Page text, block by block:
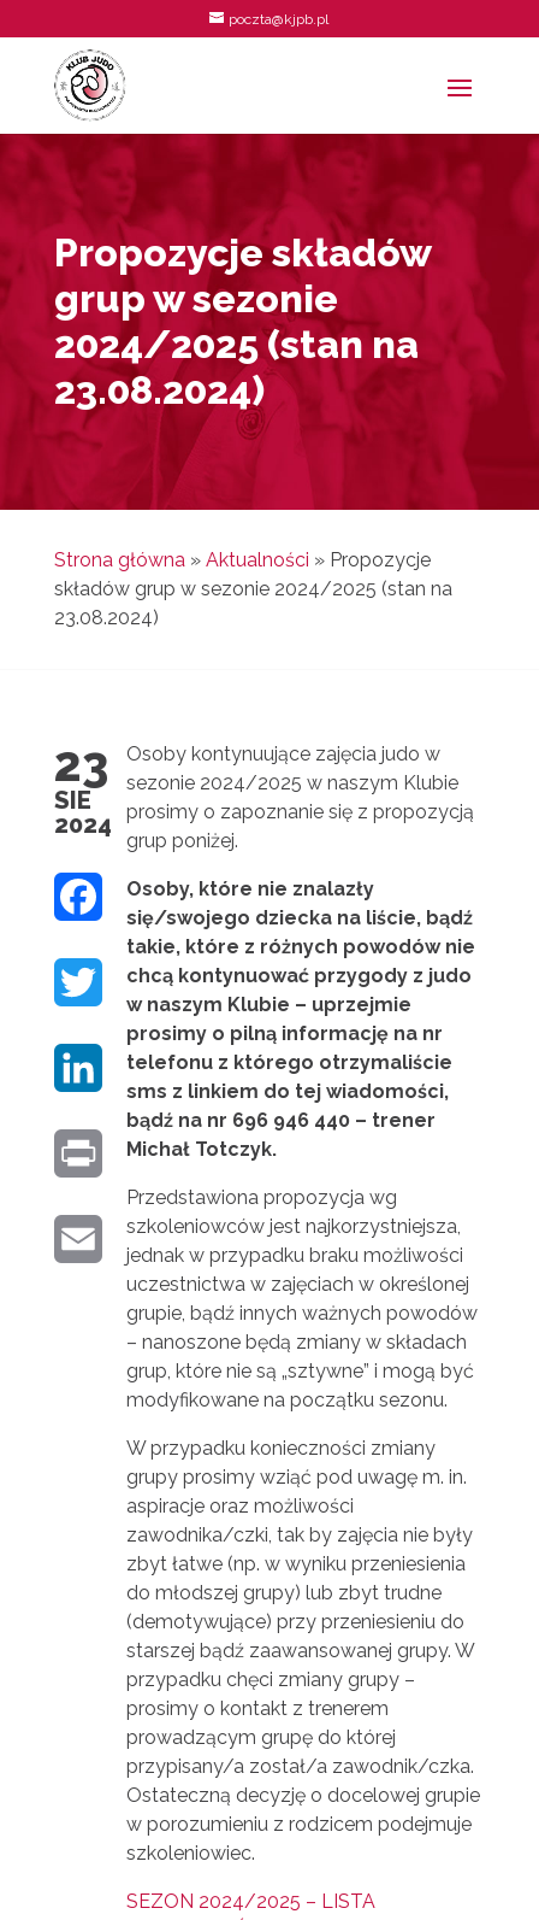
poczta@kjpb.pl
Propozycje składów
grup w sezonie
2024/2025 (stan na
23.08.2024)
Strona główna» Aktualności » Propozycje
składów grup w sezonie 2024/2025 (stan na
23.08.2024)
23
SIE
2024
B
O
T
E
E
Osoby kontynuujące zajęcia judo w
sezonie 2024/2025 w naszym Klubie
prosimy o zapoznanie się z propozycją
grup poniżej.
Osoby, które nie znalazły
się/swojego dziecka na liście, bądź
takie, które z różnych powodów nie
chcą kontynuować przygody z judo
w naszym Klubie – uprzejmie
prosimy o pilną informację na nr
telefonu z którego otrzymaliście
sms z linkiem do tej wiadomości,
bądź na nr 696 946 440 – trener
Michał Totczyk.
Przedstawiona propozycja wg
szkoleniowców jest najkorzystniejsza,
jednak w przypadku braku możliwości
uczestnictwa w zajęciach w określonej
grupie, bądź innych ważnych powodów
– nanoszone będą zmiany w składach
grup, które nie są „sztywne” i mogą być
modyfikowane na początku sezonu.
W przypadku konieczności zmiany
grupy prosimy wziąć pod uwagę m. in.
aspiracje oraz możliwości
zawodnika/czki, tak by zajęcia nie były
zbyt łatwe (np. w wyniku przeniesienia
do młodszej grupy) lub zbyt trudne
(demotywujące) przy przeniesieniu do
starszej bądź zaawansowanej grupy. W
przypadku chęci zmiany grupy –
prosimy o kontakt z trenerem
prowadzącym grupę do której
przypisany/a został/a zawodnik/czka.
Ostateczną decyzję o docelowej grupie
w porozumieniu z rodzicem podejmuje
szkoleniowiec.
SEZON 2024/2025 – LISTA